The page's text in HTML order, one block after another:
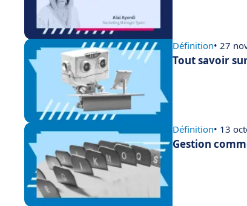
Définition• 27
Tout savoir
Définition• 13
Gestion